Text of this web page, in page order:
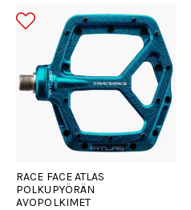
RACE FACE ATLAS
POLKUPYÖRÄN
AVOPOLKIMET